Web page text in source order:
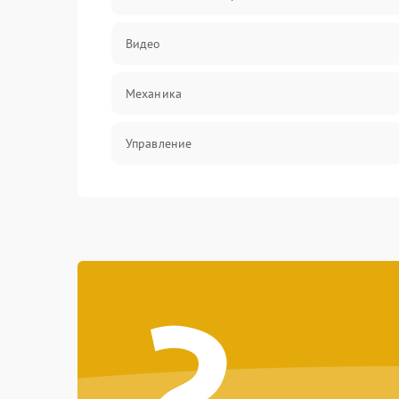
Видео
Механика
Управление
Электроника/Оптика